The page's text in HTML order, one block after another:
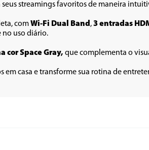
seus streamings favoritos de maneira
com Wi-Fi Dual Band , 3 entradas
no uso diário.
cor Space Gray, que complementa o
em casa e transforme sua rotina de